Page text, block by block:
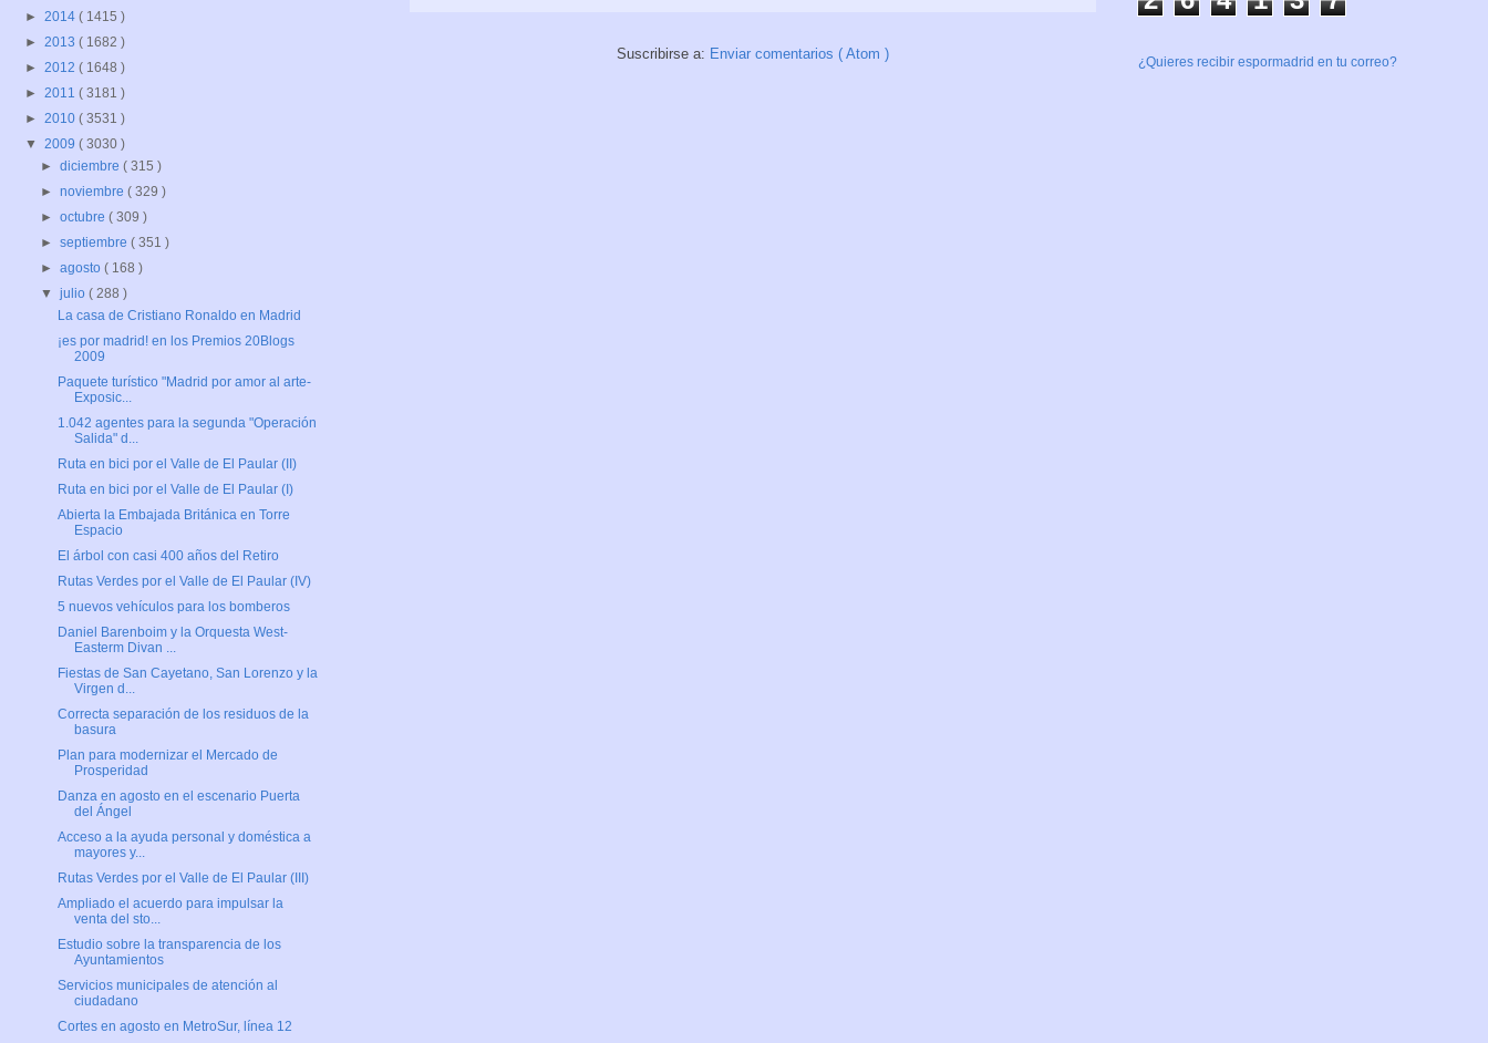
Suscribirse a: Enviar comentarios ( Atom )
► 2014 ( 1415 )
► 2013 ( 1682 )
► 2012 ( 1648 )
► 2011 ( 3181 )
► 2010 ( 3531 )
▼ 2009 ( 3030 )
►diciembre( 315 )
►noviembre( 329 )
►octubre( 309 )
►septiembre( 351 )
►agosto( 168 )
▼julio( 288 )
La casa de Cristiano Ronaldo en Madrid
¡es por madrid! en los Premios 20Blogs
2009
Paquete turístico "Madrid por amor al arte-
Exposic...
1.042 agentes para la segunda "Operación
Salida" d...
Ruta en bici por el Valle de El Paular (II)
Ruta en bici por el Valle de El Paular (I)
Abierta la Embajada Británica en Torre
Espacio
El árbol con casi 400 años del Retiro
Rutas Verdes por el Valle de El Paular (IV)
5 nuevos vehículos para los bomberos
Daniel Barenboim y la Orquesta West-
Easterm Divan ...
Fiestas de San Cayetano, San Lorenzo y la
Virgen d...
Correcta separación de los residuos de la
basura
Plan para modernizar el Mercado de
Prosperidad
Danza en agosto en el escenario Puerta
del Ángel
Acceso a la ayuda personal y doméstica a
mayores y...
Rutas Verdes por el Valle de El Paular (III)
Ampliado el acuerdo para impulsar la
venta del sto...
Estudio sobre la transparencia de los
Ayuntamientos
Servicios municipales de atención al
ciudadano
Cortes en agosto en MetroSur, línea 12
¿Quieres recibir espormadrid en tu correo?